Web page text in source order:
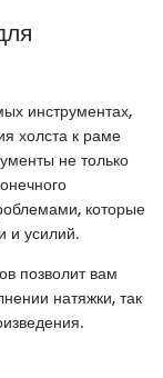
инструментах,
холста к раме
не только
которые
и усилий.
позволит вам
натяжки, так